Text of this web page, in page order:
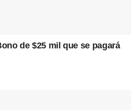
de $25 mil que se pagará